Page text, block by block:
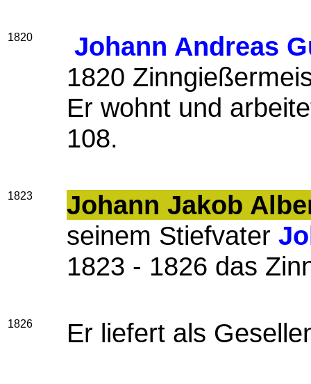
1820
Johann Andreas
1820
Er wohnt und
108.
1823
Johann Jakob
seinem Stiefvater
1823 - 1826 das
1826 Er liefert als